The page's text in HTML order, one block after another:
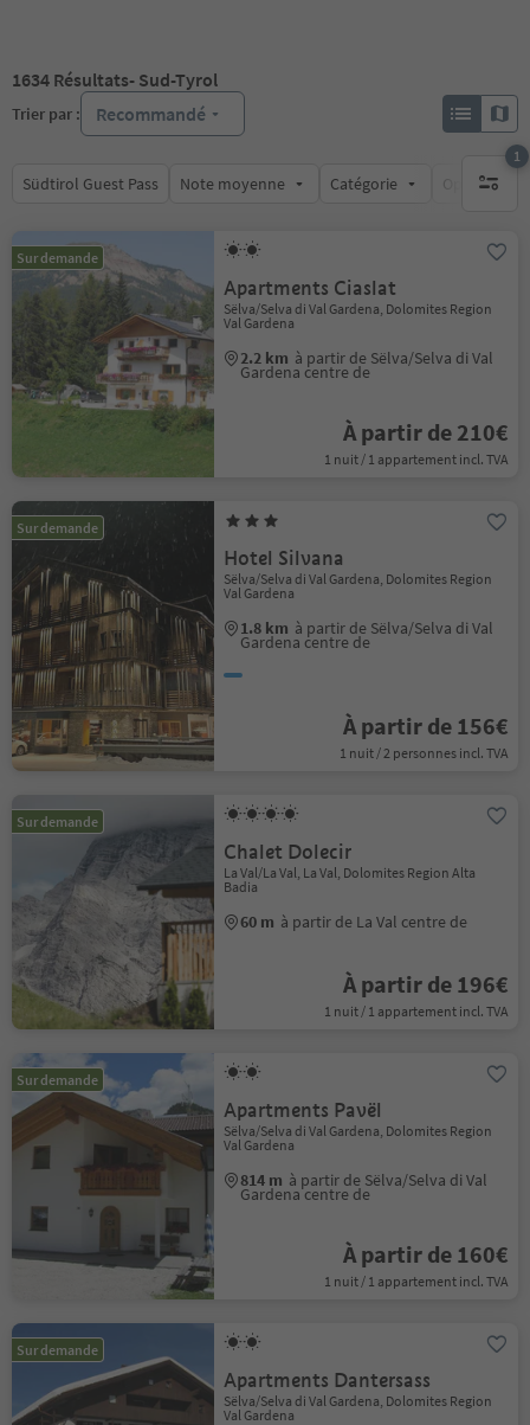
1634 Résultats- Sud-Tyrol
Trier par : Recommandé
Südtirol Guest Pass Note moyenne Catégorie Options de
1
1 filtre
Sur demande
Apartments Ciaslat
Sëlva/Selva di Val Gardena, Dolomites Region
Val Gardena
2.2 km à partir de Sëlva/Selva di Val
Gardena centre de
À partir de 210€
1 nuit / 1 appartement incl. TVA
Sur demande
Hotel Silvana
Sëlva/Selva di Val Gardena, Dolomites Region
Val Gardena
1.8 km à partir de Sëlva/Selva di Val
Gardena centre de
À partir de 156€
1 nuit / 2 personnes incl. TVA
Sur demande
Chalet Dolecir
La Val/La Val, La Val, Dolomites Region Alta
Badia
60 m à partir de La Val centre de
À partir de 196€
1 nuit / 1 appartement incl. TVA
Sur demande
Apartments Pavël
Sëlva/Selva di Val Gardena, Dolomites Region
Val Gardena
814 m à partir de Sëlva/Selva di Val
Gardena centre de
À partir de 160€
1 nuit / 1 appartement incl. TVA
Sur demande
Apartments Dantersass
Sëlva/Selva di Val Gardena, Dolomites Region
Val Gardena